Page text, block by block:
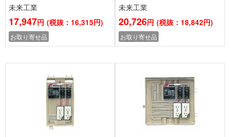
未来工業
17,947円 (税抜：16,315円)
お取り寄せ品
未来工業
20,726円 (税抜：18,842円)
お取り寄せ品